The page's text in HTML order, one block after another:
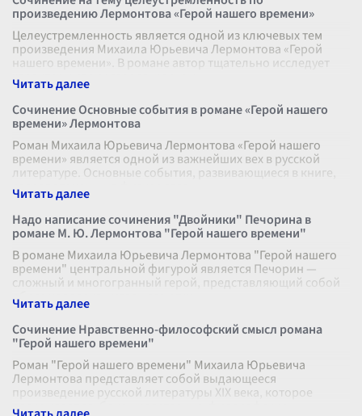
произведению Лермонтова «Герой нашего времени»
Целеустремленность является одной из ключевых тем
произведения Михаила Юрьевича Лермонтова «Герой
нашего времени». В романе автор тщательно исследует
характеры своих героев, раскры
Сочинение Основные события в романе «Герой нашего
времени» Лермонтова
Роман Михаила Юрьевича Лермонтова «Герой нашего
времени» является одной из важнейших вех в русской
литературе. Основные события, развивающиеся в книге,
сосредоточены на фигуре глав
Надо написание сочинения "Двойники" Печорина в
романе М. Ю. Лермонтова "Герой нашего времени"
В романе Михаила Юрьевича Лермонтова "Герой нашего
времени" центральной фигурой является Печорин —
сложный и многогранный герой, представляющий собой
образ человека, уставшего от ж
Сочинение Нравственно-философский смысл романа
"Герой нашего времени"
Роман "Герой нашего времени" Михаила Юрьевича
Лермонтова представляет собой выдающееся
произведение русской литературы XIX века, которое
раскрывает глубоко нравственно-философские